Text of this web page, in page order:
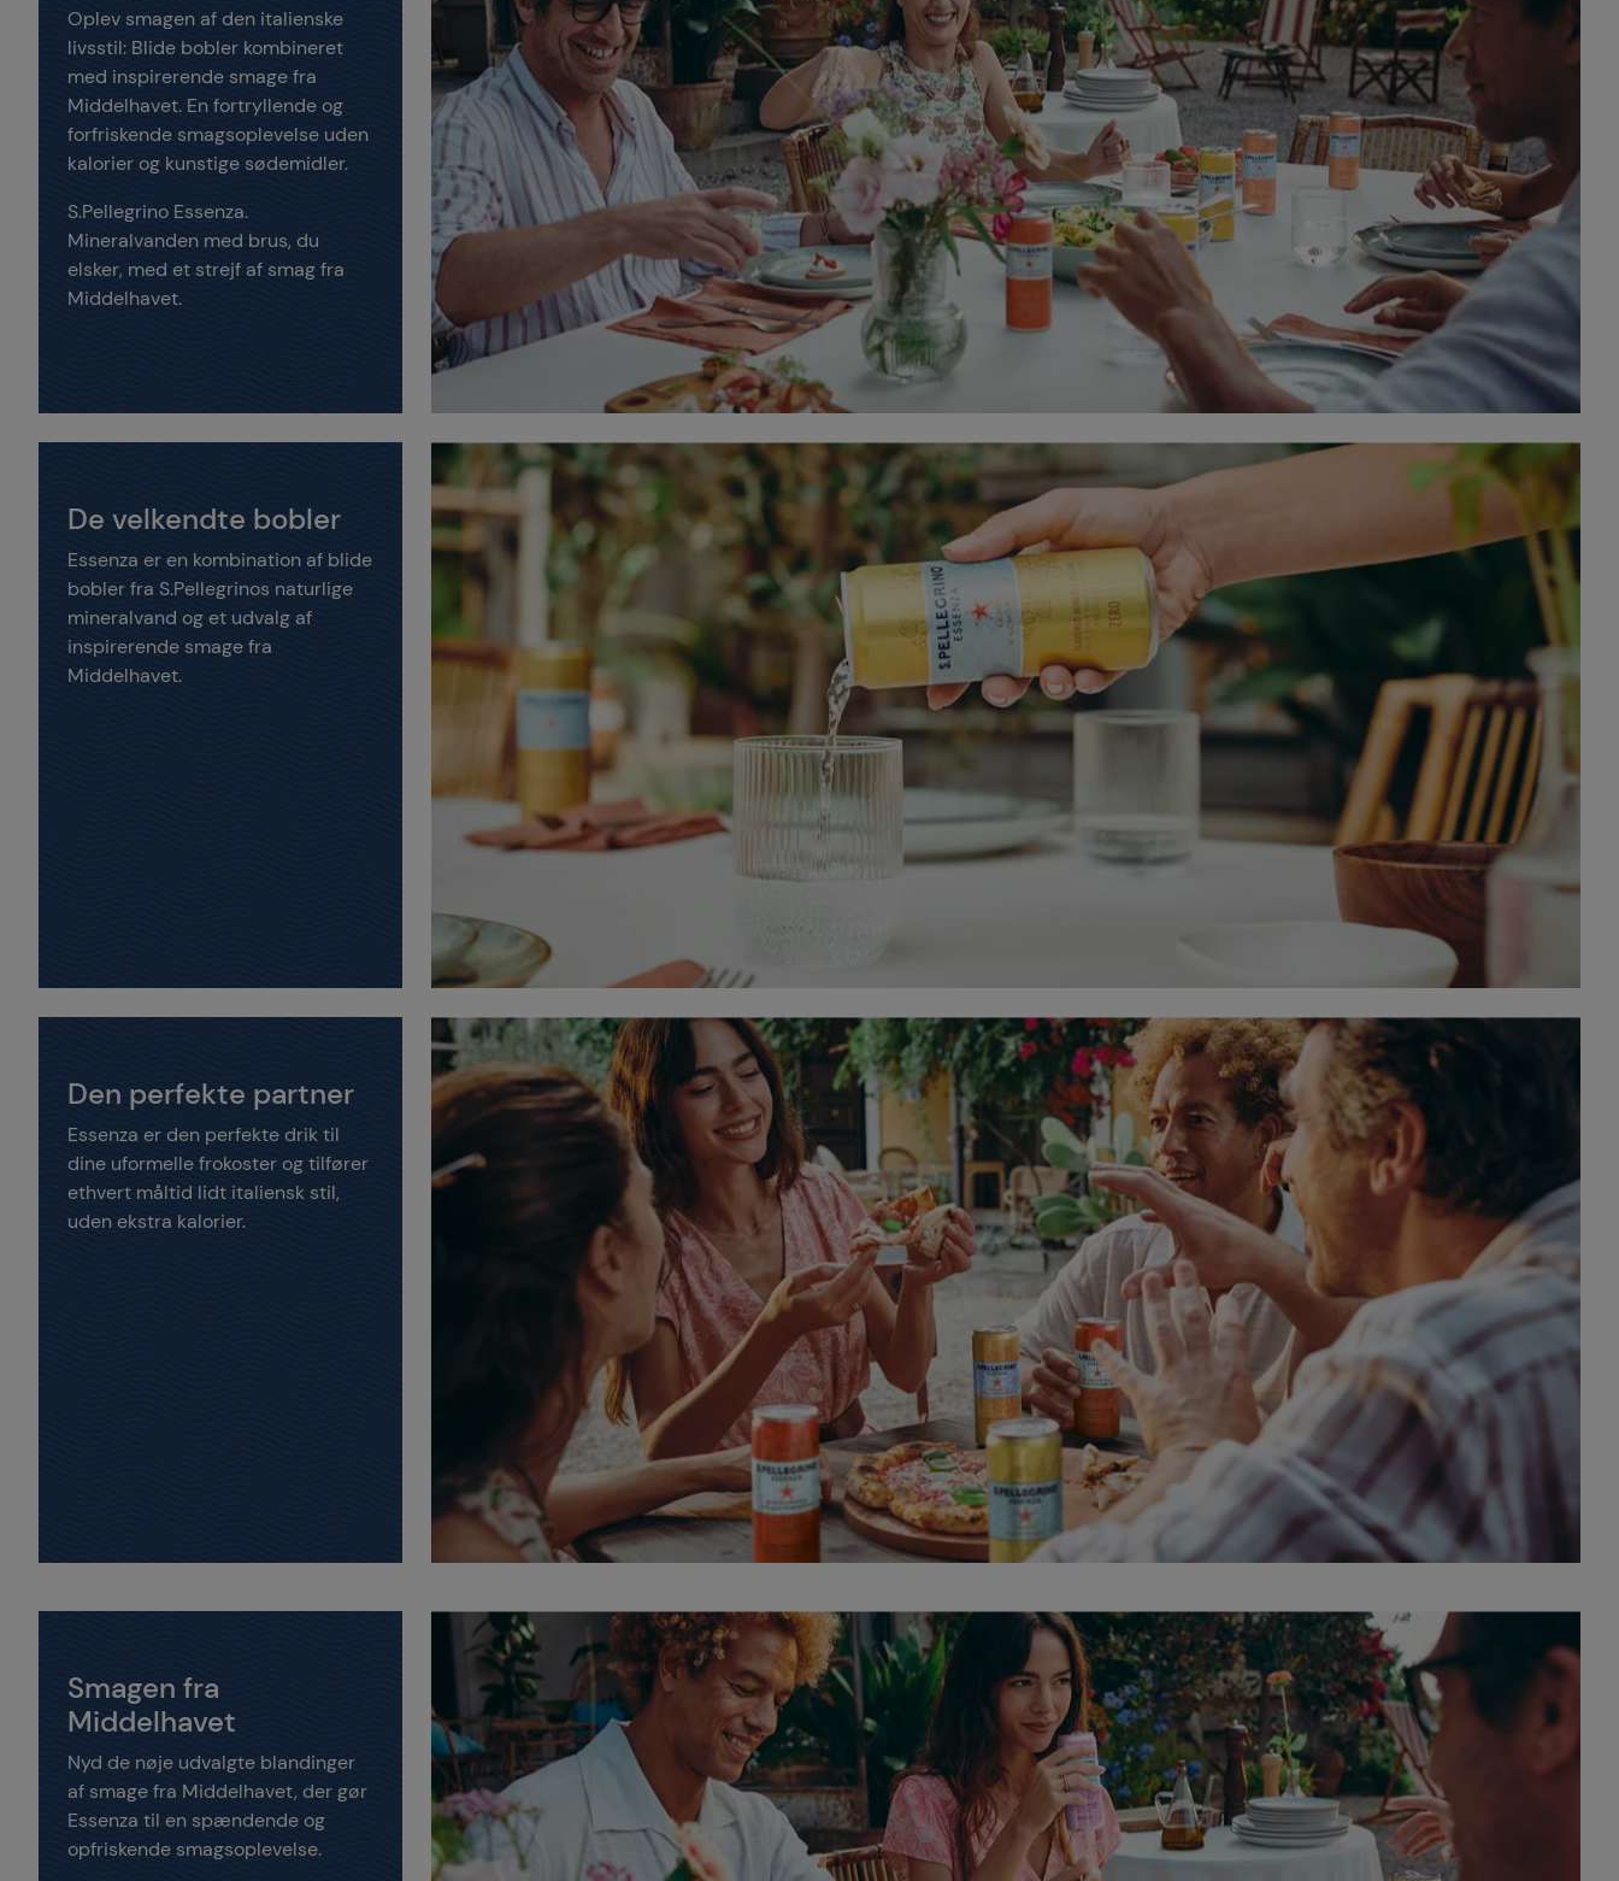
Oplev smagen af den italienske
livsstil: Blide bobler kombineret
med inspirerende smage fra
Middelhavet. En fortryllende og
forfriskende smagsoplevelse uden
kalorier og kunstige sødemidler.
S.Pellegrino Essenza.
Mineralvanden med brus, du
elsker, med et strejf af smag fra
Middelhavet.
De velkendte bobler
Essenza er en kombination af blide
bobler fra S.Pellegrinos naturlige
mineralvand og et udvalg af
inspirerende smage fra
Middelhavet.
Den perfekte partner
Essenza er den perfekte drik til
dine uformelle frokoster og tilfører
ethvert måltid lidt italiensk stil,
uden ekstra kalorier.
Smagen fra
Middelhavet
Nyd de nøje udvalgte blandinger
af smage fra Middelhavet, der gør
Essenza til en spændende og
opfriskende smagsoplevelse.